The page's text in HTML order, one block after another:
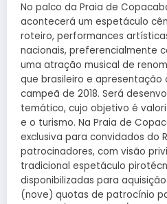
No palco da Praia de
acontecerá um espetáculo
roteiro, performances
nacionais, preferencialmente
uma atração musical de
que brasileiro e apresentação
campeã de 2018. Será
temático, cujo objetivo é
e o turismo. Na Praia de
exclusiva para convidados do
patrocinadores, com visão
tradicional espetáculo
disponibilizadas para
(nove) quotas de patrocínio